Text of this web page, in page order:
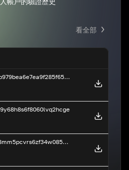
看全部
9912fdf551fd57875b2bbb979bea6e7ea9f285f658999f4c2ec38ac22b9748392323b232321
bc1q3u88jz9enzgmzg2l8mm5pcvrs6zf34w085n0kn